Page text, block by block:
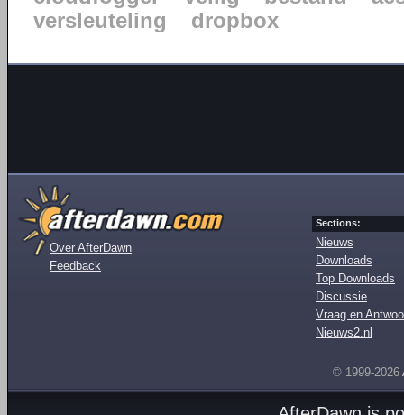
versleuteling
dropbox
Over AfterDawn
Feedback
Sections:
Nieuws
Downloads
Top Downloads
Discussie
Vraag en
Nieuws2.nl
© 1999-2026